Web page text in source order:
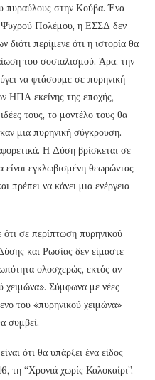
πυραύλους στην Κούβα. Ένα
Ψυχρού Πολέμου, η ΕΣΣΔ δεν
περίμενε ότι η ιστορία θα
του σοσιαλισμού. Άρα, την
να φτάσουμε σε πυρηνική
ΗΠΑ εκείνης της εποχής,
τους, το μοντέλο τους θα
μια πυρηνική σύγκρουση.
Η Δύση βρίσκεται σε
εγκλωβισμένη θεωρώντας
πρέπει να κάνει μια ενέργεια
σε περίπτωση πυρηνικού
και Ρωσίας δεν είμαστε
ολοσχερώς, εκτός αν
χειμώνα». Σύμφωνα με νέες
του «πυρηνικού χειμώνα»
συμβεί.
ότι θα υπάρξει ένα είδος
τη “Χρονιά χωρίς Καλοκαίρι”.